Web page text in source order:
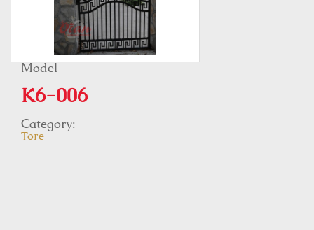
Model
K6-006
Category:
Tore